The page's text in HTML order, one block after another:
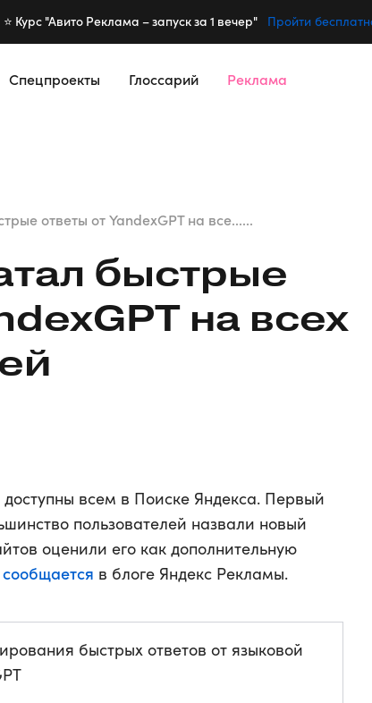
⭐️ Курс "Авито Реклама – запуск за 1 вечер" Пройти
Спецпроекты Глоссарий Реклама
ответы от YandexGPT на все......
быстрые
на всех
доступны всем в Поиске Яндекса. Первый
пользователей назвали новый
оценили его как дополнительную
сообщается в блоге Яндекс Рекламы.
быстрых ответов от языковой